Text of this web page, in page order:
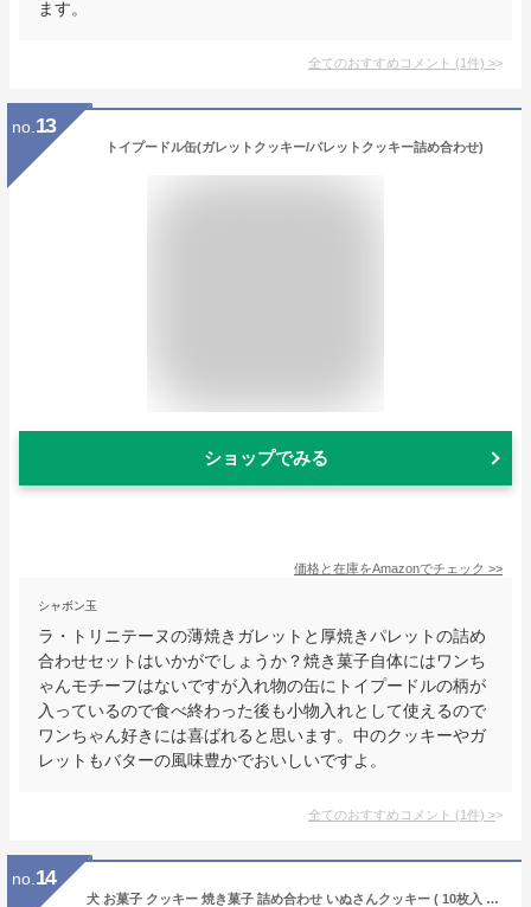
ます。
全てのおすすめコメント (1件) >
no. 13
トイプードル缶(ガレットクッキー/パレットクッキー詰め合わせ)
ショップでみる
価格と在庫をAmazonでチェック >>
シャボン玉
ラ・トリニテーヌの薄焼きガレットと厚焼きパレットの詰め
合わせセットはいかがでしょうか？焼き菓子自体にはワンち
ゃんモチーフはないですが入れ物の缶にトイプードルの柄が
入っているので食べ終わった後も小物入れとして使えるので
ワンちゃん好きには喜ばれると思います。中のクッキーやガ
レットもバターの風味豊かでおいしいですよ。
全てのおすすめコメント (1件) >
no. 14
犬 お菓子 クッキー 焼き菓子 詰め合わせ いぬさんクッキー ( 10枚入 ) ミントピンク 個包装 犬 いぬ 柴犬 プードル チワワ フレンチブルドック ビジョンフリーゼ 動物 アニマル わんわん クッキー お菓子 グッズ プレゼント ギフト